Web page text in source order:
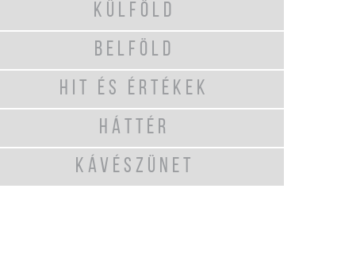
KÜLFÖLD
BELFÖLD
HIT ÉS ÉRTÉKEK
HÁTTÉR
KÁVÉSZÜNET